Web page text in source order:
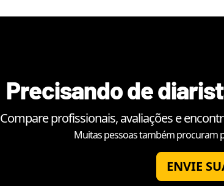
Precisando de
Compare profissionais, avaliações e
Muitas pessoas também procuram
ENVIE